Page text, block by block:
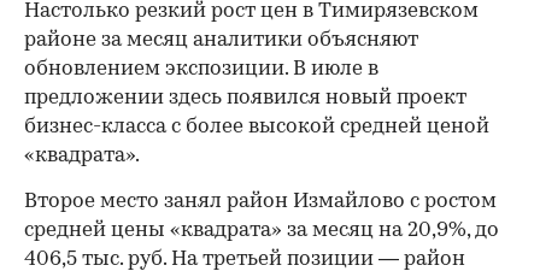
Настолько резкий рост цен в Тимирязевском
районе за месяц аналитики объясняют
обновлением экспозиции. В июле в
предложении здесь появился новый проект
бизнес-класса с более высокой средней ценой
«квадрата».
Второе место занял район Измайлово с ростом
средней цены «квадрата» за месяц на 20,9%, до
406,5 тыс. руб. На третьей позиции — район